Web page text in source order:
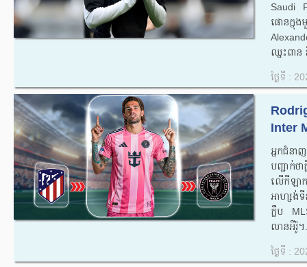
Saudi
ផោនក្នុង
ឈ្នះពា
ថ្ងៃទី :
Inter
អ្នកជំនា
បញ្ជាក់ថ
លើកីឡា
អាហ្សង់
ក្លឹប
លានអឺរ៉ូ។
ថ្ងៃទី :